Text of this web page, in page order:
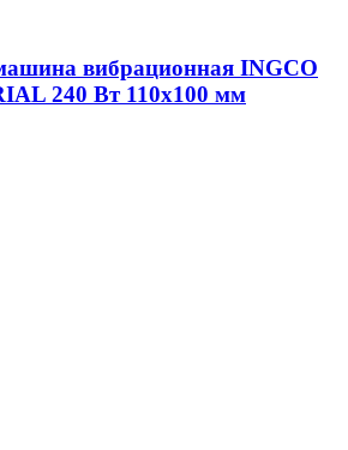
вибрационная INGCO
240 Вт 110х100 мм